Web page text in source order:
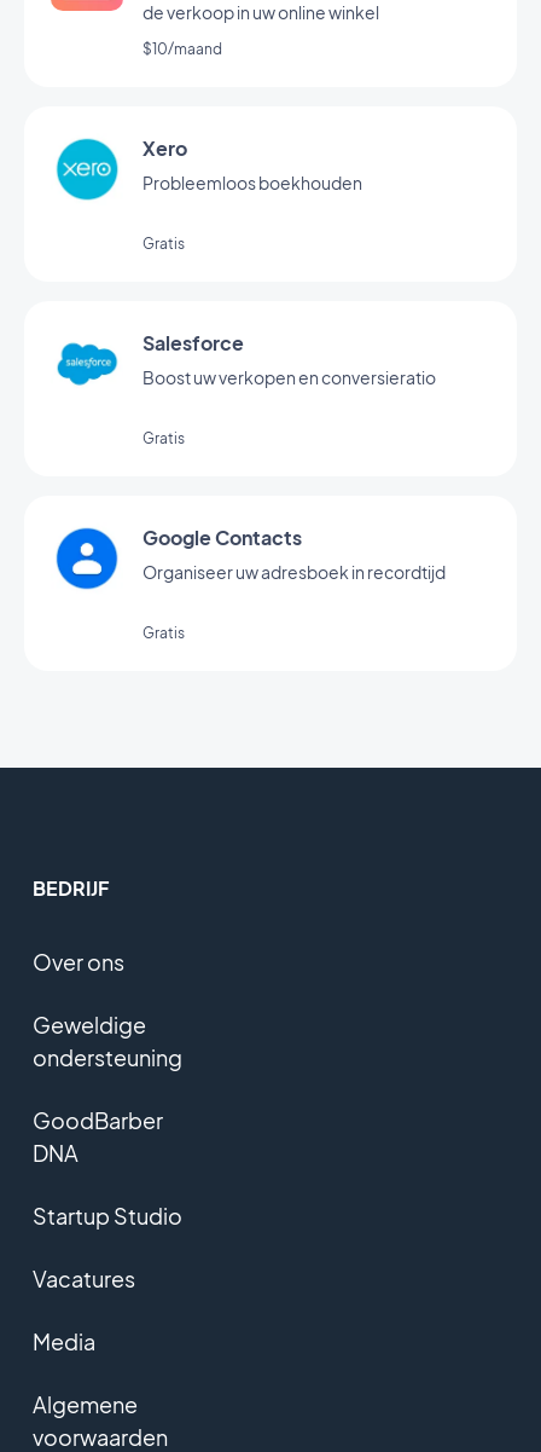
de verkoop in uw online winkel
$10/maand
Xero
Probleemloos boekhouden
Gratis
Salesforce
Boost uw verkopen en conversieratio
Gratis
Google Contacts
Organiseer uw adresboek in recordtijd
Gratis
BEDRIJF
Over ons
Geweldige
ondersteuning
GoodBarber
DNA
Startup Studio
Vacatures
Media
Algemene
voorwaarden